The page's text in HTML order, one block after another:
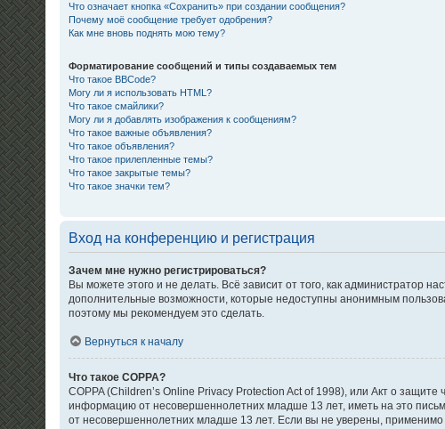
Что означает кнопка «Сохранить» при создании сообщения?
Почему моё сообщение требует одобрения?
Как мне вновь поднять мою тему?
Форматирование сообщений и типы создаваемых тем
Что такое BBCode?
Могу ли я использовать HTML?
Что такое смайлики?
Могу ли я добавлять изображения к сообщениям?
Что такое важные объявления?
Что такое объявления?
Что такое прилепленные темы?
Что такое закрытые темы?
Что такое значки тем?
Вход на конференцию и регистрация
Зачем мне нужно регистрироваться?
Вы можете этого и не делать. Всё зависит от того, как администратор
дополнительные возможности, которые недоступны анонимным
поэтому мы рекомендуем это сделать.
Вернуться к началу
Что такое COPPA?
COPPA (Children’s Online Privacy Protection Act of 1998), или Акт о
информацию от несовершеннолетних младше 13 лет, иметь на это
от несовершеннолетних младше 13 лет. Если вы не уверены, применимо